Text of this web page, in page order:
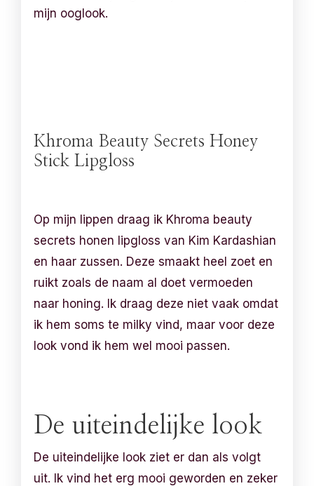
mijn ooglook.
Khroma Beauty Secrets Honey
Stick Lipgloss
Op mijn lippen draag ik Khroma beauty
secrets honen lipgloss van Kim Kardashian
en haar zussen. Deze smaakt heel zoet en
ruikt zoals de naam al doet vermoeden
naar honing. Ik draag deze niet vaak omdat
ik hem soms te milky vind, maar voor deze
look vond ik hem wel mooi passen.
De uiteindelijke look
De uiteindelijke look ziet er dan als volgt
uit. Ik vind het erg mooi geworden en zeker